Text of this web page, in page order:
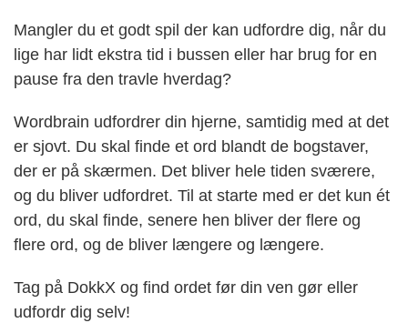
Mangler du et godt spil der kan udfordre dig, når du
lige har lidt ekstra tid i bussen eller har brug for en
pause fra den travle hverdag?
Wordbrain udfordrer din hjerne, samtidig med at det
er sjovt. Du skal finde et ord blandt de bogstaver,
der er på skærmen. Det bliver hele tiden sværere,
og du bliver udfordret. Til at starte med er det kun ét
ord, du skal finde, senere hen bliver der flere og
flere ord, og de bliver længere og længere.
Tag på DokkX og find ordet før din ven gør eller
udfordr dig selv!